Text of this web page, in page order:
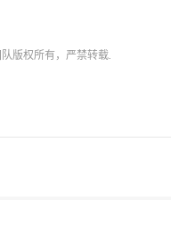
版权所有，严禁转载.